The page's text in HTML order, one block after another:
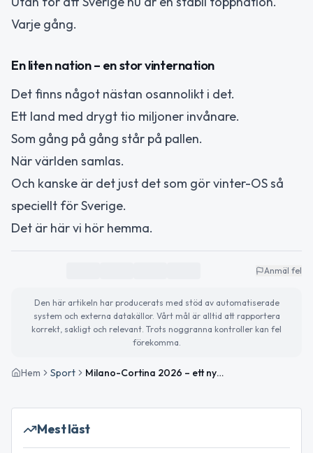
Varje gång.
En liten nation – en stor vinternation
Det finns något nästan osannolikt i det.
Ett land med drygt tio miljoner invånare.
Som gång på gång står på pallen.
När världen samlas.
Och kanske är det just det som gör vinter-OS så
speciellt för Sverige.
Det är här vi hör hemma.
Anmäl fel
Den här artikeln har producerats med stöd av automatiserade
system och externa datakällor. Vårt mål är alltid att rapportera
korrekt, sakligt och relevant. Trots noggranna kontroller kan fel
förekomma.
Hem Sport Milano-Cortina 2026 – ett nytt styrkebesked, men hur historiskt var det egentligen?
Mest läst